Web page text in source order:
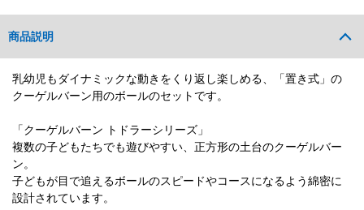
商品説明
乳幼児もダイナミックな動きをくり返し楽しめる、「置き式」の
クーゲルバーン用のボールのセットです。
「クーゲルバーン トドラーシリーズ」
複数の子どもたちでも遊びやすい、正方形の土台のクーゲルバー
ン。
子どもが目で追えるボールのスピードやコースになるよう綿密に
設計されています。